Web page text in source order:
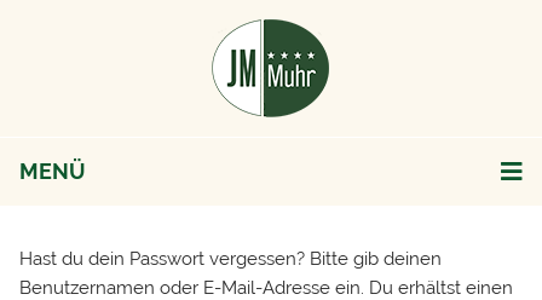
MENÜ
Hast du dein Passwort vergessen? Bitte gib deinen
Benutzernamen oder E-Mail-Adresse ein. Du erhältst einen